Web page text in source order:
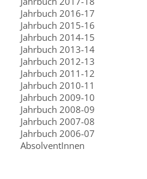
Jahrbuch 2016-17
Jahrbuch 2015-16
Jahrbuch 2014-15
Jahrbuch 2013-14
Jahrbuch 2012-13
Jahrbuch 2011-12
Jahrbuch 2010-11
Jahrbuch 2009-10
Jahrbuch 2008-09
Jahrbuch 2007-08
Jahrbuch 2006-07
AbsolventInnen